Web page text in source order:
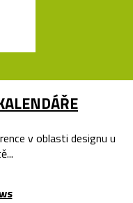
v oblasti designu u